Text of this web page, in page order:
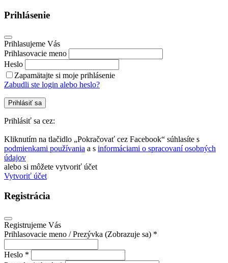
Prihlásenie
Prihlasujeme Vás
Prihlasovacie meno
Heslo
Zapamätajte si moje prihlásenie
Zabudli ste login alebo heslo?
Prihlásiť sa
Prihlásiť sa cez:
Kliknutím na tlačidlo „Pokračovať cez Facebook“ súhlasíte s
podmienkami používania a s informáciami o spracovaní osobných
údajov
alebo si môžete vytvoriť účet
Vytvoriť účet
Registrácia
Registrujeme Vás
Prihlasovacie meno / Prezývka (Zobrazuje sa) *
Heslo *